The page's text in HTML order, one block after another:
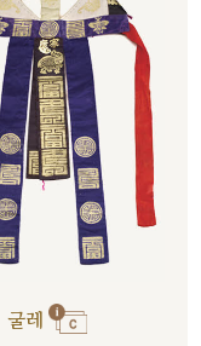
굴레